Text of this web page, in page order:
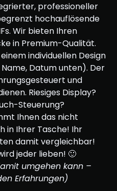
professioneller
hochauflösende
Wir bieten Ihren
in Premium-Qualität.
individuellen Design
Datum unten). Der
und
Riesiges Display?
Steuerung?
Ihnen das nicht
in Ihrer Tasche! Ihr
damit vergleichbar!
jeder lieben! 🙂
umgehen kann –
Erfahrungen)